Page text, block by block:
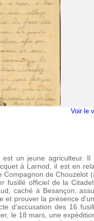
Voir le
un jeune agriculteur.
à Larnod, il est en
Compagnon de
fusillé officiel de la
caché à Besançon,
et prouver la présence
d'accusation des 16
le 18 mars, une